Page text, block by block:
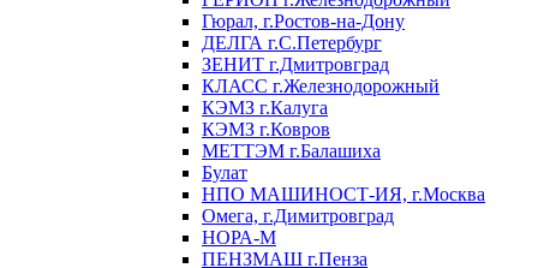
Гюрал, г.Ростов-на-Дону
ДЕЛГА г.С.Петербург
ЗЕНИТ г.Дмитровград
КЛАСС г.Железнодорожный
КЭМЗ г.Калуга
КЭМЗ г.Ковров
МЕТТЭМ г.Балашиха
Булат
НПО МАШИНОСТ-ИЯ, г.Москва
Омега, г.Димитровград
НОРА-М
ПЕНЗМАШ г.Пенза